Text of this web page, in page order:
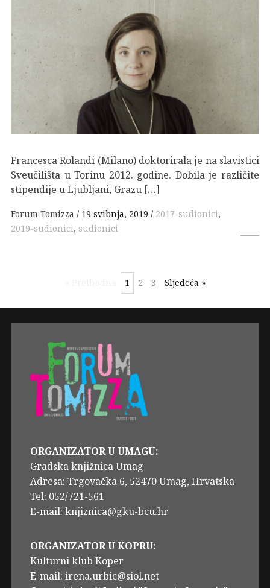
Francesca Rolandi (Milano) doktorirala je na slavistici
Sveučilišta u Torinu 2012. godine. Dobila je različite
stipendije u Ljubljani, Grazu […]
Forum Tomizza 19 svibnja, 2019 2017-sudionici,
2019-sudionici, sudionici
1 2 3 Sljedeća »
ORGANIZATOR U UMAGU:
Gradska knjižnica Umag
Adresa: Trgovačka 6, 52470 Umag, Hrvatska
Tel: 052/721-561
E-mail: knjiznica@gku-bcu.hr
ORGANIZATOR U KOPRU:
Kulturni klub Koper
E-mail: irena.urbic@siol.net